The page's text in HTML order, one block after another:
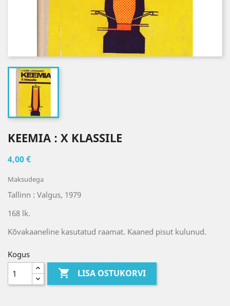
KEEMIA : X KLASSILE
4,00 €
Maksudega
Tallinn : Valgus, 1979
168 lk.
Kõvakaaneline kasutatud raamat. Kaaned pisut kulunud.
Kogus
 LISA OSTUKORVI